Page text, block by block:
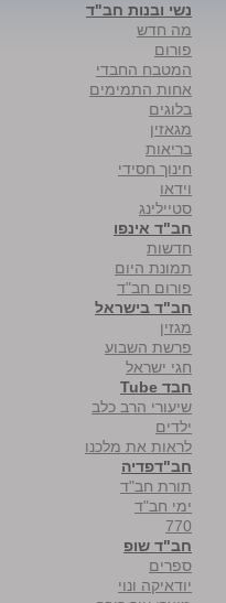
נשי ובנות חב"ד
מה חדש
פורום
המטבח החבדי
אחות התמימים
בלוגים
מגאזין
בריאות
חינוך חסידי
וידאו
סטיילינג
חב"ד אינפו
חדשות
תמונת היום
פורום חב"ד
חב"ד בישראל
מגזין
פרשת השבוע
חגי ישראל
חבד Tube
שיעורי הרב כלב
ילדים
לראות את מלכנו
חב"דפדיה
תורת חב"ד
ימי חב"ד
770
חב"ד שופ
ספרים
יודאיקה ונוי